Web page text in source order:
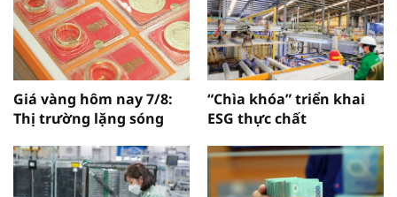
Giá vàng hôm nay 7/8:
Thị trường lặng sóng
“Chìa khóa” triển khai
ESG thực chất